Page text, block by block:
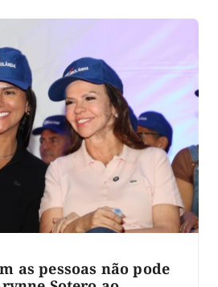
as pessoas não pode